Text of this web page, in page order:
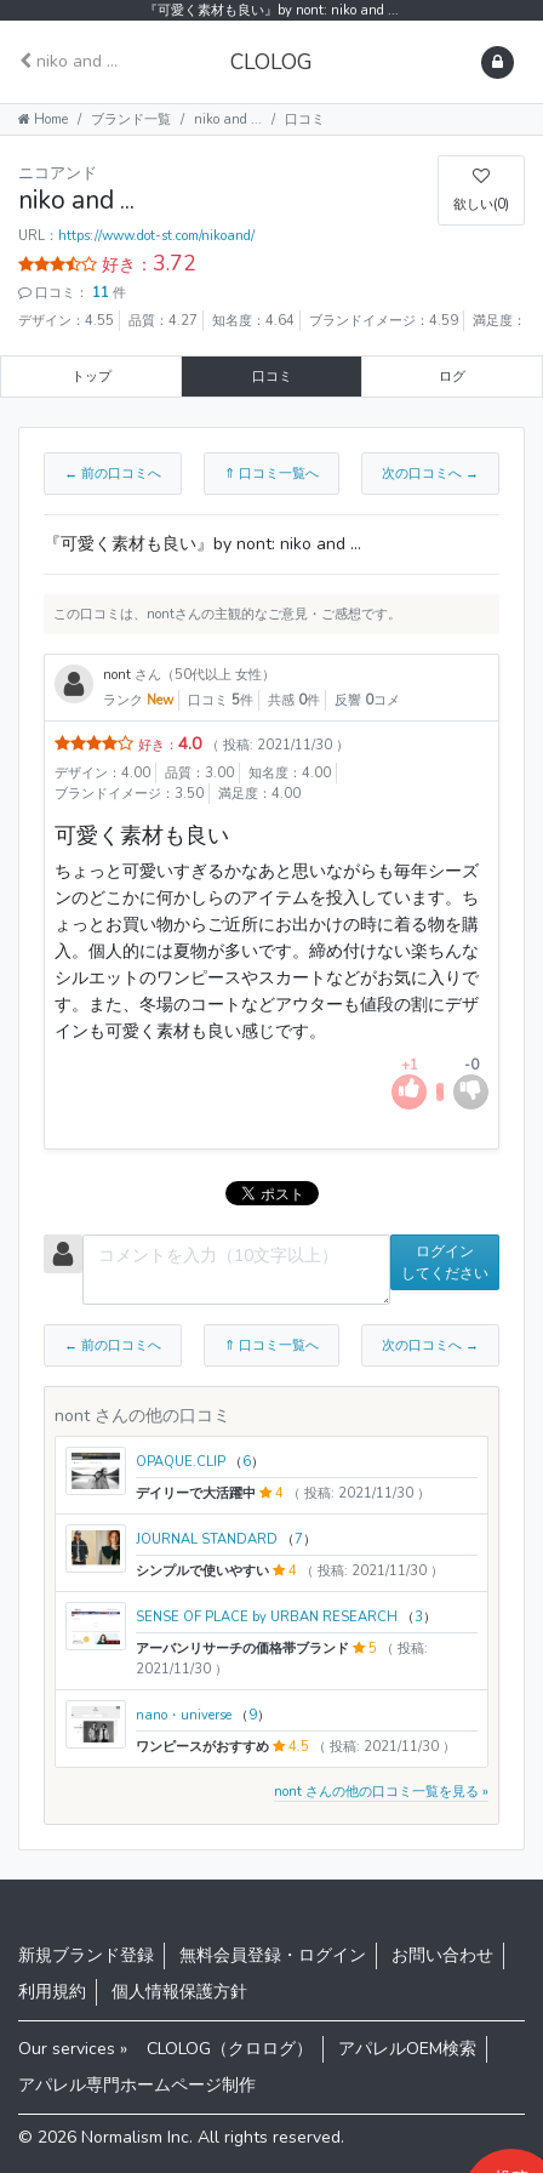
『可愛く素材も良い』by nont: niko and ...
niko and ... CLOLOG
Home ブランド一覧 niko and ... 口コミ
欲しい(0)
ニコアンド
niko and ...
URL： https://www.dot-st.com/nikoand/
好き： 3.72
口コミ： 11 件
デザイン：4.55
品質：4.27 知名度：4.64 ブランドイメージ：4.59 満足度：
トップ 口コミ ログ
← 前の口コミへ ⇑ 口コミ一覧へ 次の口コミへ →
『可愛く素材も良い』by nont: niko and ...
この口コミは、nontさんの主観的なご意見・ご感想です。
nont さん（50代以上 女性）
ランク New 口コミ 5件 共感 0件 反響 0コメ
好き： 4.0
（ 投稿: 2021/11/30 ）
デザイン：4.00
品質：3.00
知名度：4.00
ブランドイメージ：3.50
満足度：4.00
可愛く素材も良い
ちょっと可愛いすぎるかなあと思いながらも毎年シーズ
ンのどこかに何かしらのアイテムを投入しています。ち
ょっとお買い物からご近所にお出かけの時に着る物を購
入。個人的には夏物が多いです。締め付けない楽ちんな
シルエットのワンピースやスカートなどがお気に入りで
す。また、冬場のコートなどアウターも値段の割にデザ
インも可愛く素材も良い感じです。
+1 -0
ログイン
してください
← 前の口コミへ ⇑ 口コミ一覧へ 次の口コミへ →
nont さんの他の口コミ
OPAQUE.CLIP （ 6）
デイリーで大活躍中
4 （ 投稿: 2021/11/30 ）
JOURNAL STANDARD （7 ）
シンプルで使いやすい
4 （ 投稿: 2021/11/30 ）
SENSE OF PLACE by URBAN RESEARCH （3 ）
アーバンリサーチの価格帯ブランド
5
（ 投稿:
2021/11/30 ）
nano・universe （ 9）
ワンピースがおすすめ
4.5 （ 投稿: 2021/11/30 ）
nont さんの他の口コミ一覧を見る »
新規ブランド登録 無料会員登録・ログイン
お問い合わせ
利用規約
個人情報保護方針
Our services » CLOLOG（クロログ）
アパレルOEM検索
アパレル専門ホームページ制作
© 2026 Normalism Inc. All rights reserved.